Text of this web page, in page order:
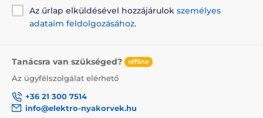
Az űrlap elküldésével hozzájárulok személyes
adataim feldolgozásához.
Tanácsra van szükséged? offline
Az ügyfélszolgálat elérhető
+36 21 300 7514
info@elektro-nyakorvek.hu